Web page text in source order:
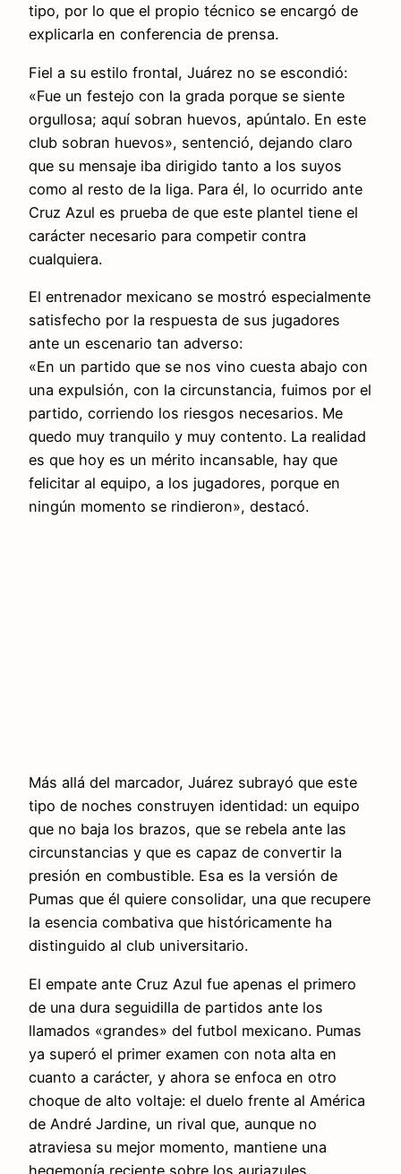
tipo, por lo que el propio técnico se encargó de
explicarla en conferencia de prensa.
Fiel a su estilo frontal, Juárez no se escondió:
«Fue un festejo con la grada porque se siente
orgullosa; aquí sobran huevos, apúntalo. En este
club sobran huevos», sentenció, dejando claro
que su mensaje iba dirigido tanto a los suyos
como al resto de la liga. Para él, lo ocurrido ante
Cruz Azul es prueba de que este plantel tiene el
carácter necesario para competir contra
cualquiera.
El entrenador mexicano se mostró especialmente
satisfecho por la respuesta de sus jugadores
ante un escenario tan adverso:
«En un partido que se nos vino cuesta abajo con
una expulsión, con la circunstancia, fuimos por el
partido, corriendo los riesgos necesarios. Me
quedo muy tranquilo y muy contento. La realidad
es que hoy es un mérito incansable, hay que
felicitar al equipo, a los jugadores, porque en
ningún momento se rindieron», destacó.
Más allá del marcador, Juárez subrayó que este
tipo de noches construyen identidad: un equipo
que no baja los brazos, que se rebela ante las
circunstancias y que es capaz de convertir la
presión en combustible. Esa es la versión de
Pumas que él quiere consolidar, una que recupere
la esencia combativa que históricamente ha
distinguido al club universitario.
El empate ante Cruz Azul fue apenas el primero
de una dura seguidilla de partidos ante los
llamados «grandes» del futbol mexicano. Pumas
ya superó el primer examen con nota alta en
cuanto a carácter, y ahora se enfoca en otro
choque de alto voltaje: el duelo frente al América
de André Jardine, un rival que, aunque no
atraviesa su mejor momento, mantiene una
hegemonía reciente sobre los auriazules.